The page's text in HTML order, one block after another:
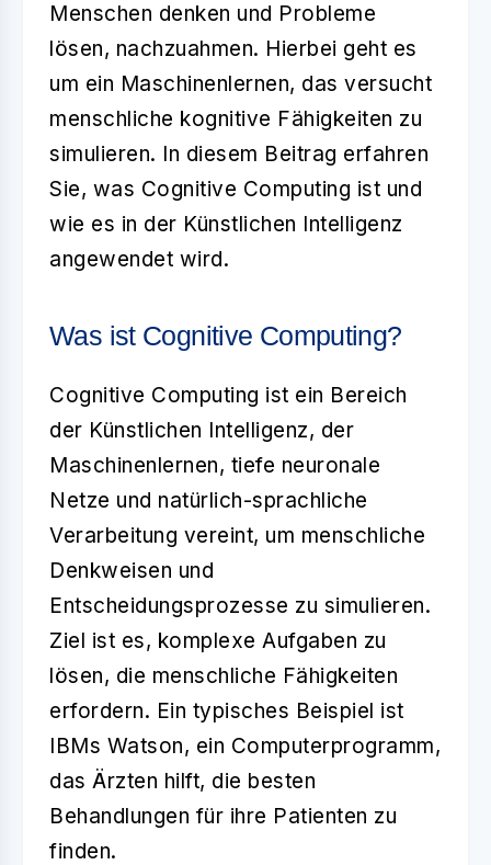
Menschen denken und Probleme
lösen, nachzuahmen. Hierbei geht es
um ein Maschinenlernen, das versucht
menschliche kognitive Fähigkeiten zu
simulieren. In diesem Beitrag erfahren
Sie, was Cognitive Computing ist und
wie es in der Künstlichen Intelligenz
angewendet wird.
Was ist Cognitive Computing?
Cognitive Computing ist ein Bereich
der Künstlichen Intelligenz, der
Maschinenlernen, tiefe neuronale
Netze und natürlich-sprachliche
Verarbeitung vereint, um menschliche
Denkweisen und
Entscheidungsprozesse zu simulieren.
Ziel ist es, komplexe Aufgaben zu
lösen, die menschliche Fähigkeiten
erfordern. Ein typisches Beispiel ist
IBMs Watson, ein Computerprogramm,
das Ärzten hilft, die besten
Behandlungen für ihre Patienten zu
finden.